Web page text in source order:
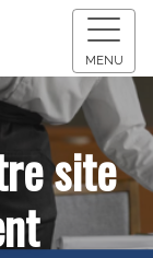
MENU
site